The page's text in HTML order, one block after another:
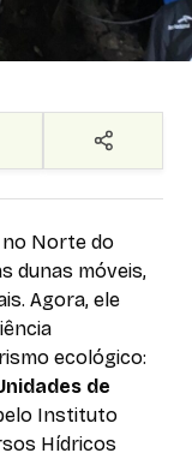
no Norte do
dunas móveis,
Agora, ele
ecológico:
de
Instituto
Hídricos